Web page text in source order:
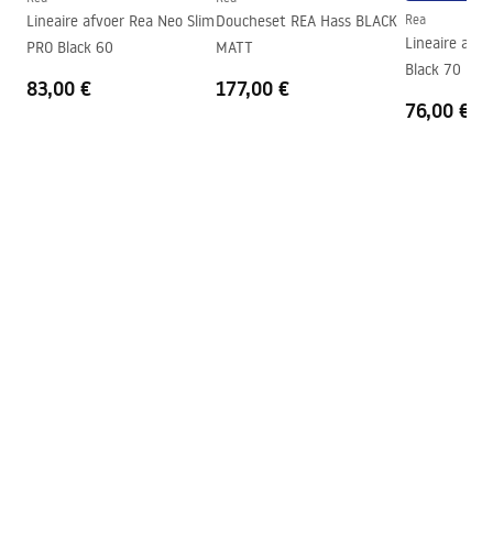
Garantie
24 maanden
Easy Clean-coating
Ja, aan één kant van het glas
Lineaire afvoer Rea Neo Slim
PRO Black 60
83,00 €
Doucheset REA Hass BLACK
MATT
177,00 €
Rea
Lineaire
Black 70
76,00 €